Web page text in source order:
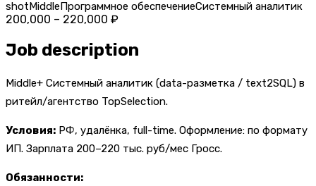
shotMiddleПрограммное обеспечениеСистемный аналитик
200,000 – 220,000 ₽
Job description
Middle+ Системный аналитик (data-разметка / text2SQL) в
ритейл/агентство TopSelection.
Условия: РФ, удалёнка, full-time. Оформление: по формату
ИП. Зарплата 200–220 тыс. руб/мес Гросс.
Обязанности: